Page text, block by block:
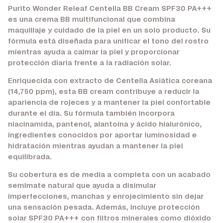
Purito Wonder Releaf Centella BB Cream SPF30 PA+++
es una crema BB multifuncional que combina
maquillaje y cuidado de la piel en un solo producto. Su
fórmula está diseñada para unificar el tono del rostro
mientras ayuda a calmar la piel y proporcionar
protección diaria frente a la radiación solar.
Enriquecida con extracto de Centella Asiática coreana
(14,750 ppm), esta BB cream contribuye a reducir la
apariencia de rojeces y a mantener la piel confortable
durante el día. Su fórmula también incorpora
niacinamida, pantenol, alantoína y ácido hialurónico,
ingredientes conocidos por aportar luminosidad e
hidratación mientras ayudan a mantener la piel
equilibrada.
Su cobertura es de media a completa con un acabado
semimate natural que ayuda a disimular
imperfecciones, manchas y enrojecimiento sin dejar
una sensación pesada. Además, incluye protección
solar SPF30 PA+++ con filtros minerales como dióxido